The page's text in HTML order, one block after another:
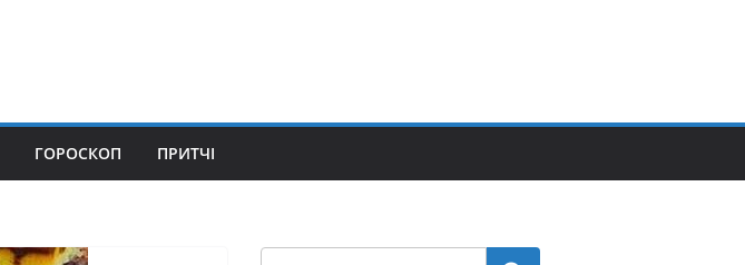
ГОРОСКОП ПРИТЧІ